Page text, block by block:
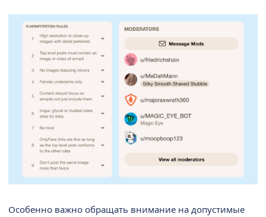
Особенно важно обращать внимание на допустимые